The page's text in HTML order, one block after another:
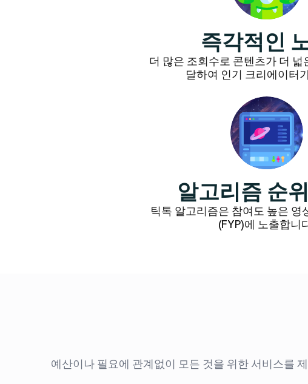
즉각적인
더 많은 조회수로 콘텐츠가 더 넓
달하여 인기 크리에이터
알고리즘 순
틱톡 알고리즘은 참여도 높은 영
(FYP)에 노출합니
예산이나 필요에 관계없이 모든 것을 위한 서비스를